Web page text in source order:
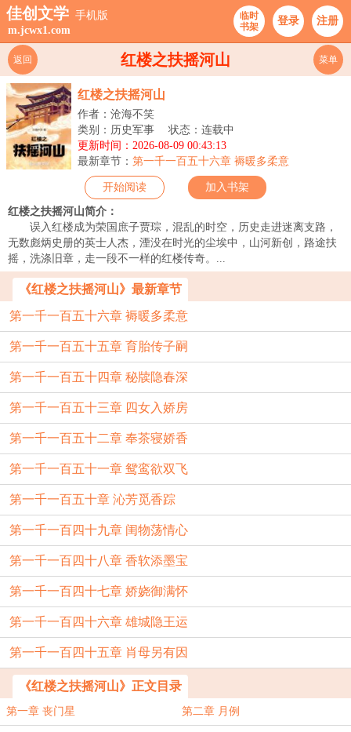
佳创文学 手机版
m.jcwx1.com
临时
书架
登录 注册
红楼之扶摇河山
返回 菜单
红楼之扶摇河山
作者：沧海不笑
类别：历史军事
状态：连载中
更新时间：2026-08-09 00:43:13
最新章节： 第一千一百五十六章 褥暖多柔意
开始阅读 加入书架
红楼之扶摇河山简介：
误入红楼成为荣国庶子贾琮，混乱的时空，历史走进迷离支路，
无数彪炳史册的英士人杰，湮没在时光的尘埃中，山河新创，路途扶
摇，洗涤旧章，走一段不一样的红楼传奇。...
《红楼之扶摇河山》最新章节
第一千一百五十六章 褥暖多柔意
第一千一百五十五章 育胎传子嗣
第一千一百五十四章 秘牍隐春深
第一千一百五十三章 四女入娇房
第一千一百五十二章 奉茶寝娇香
第一千一百五十一章 鸳鸾欲双飞
第一千一百五十章 沁芳觅香踪
第一千一百四十九章 闺物荡情心
第一千一百四十八章 香软添墨宝
第一千一百四十七章 娇娆御满怀
第一千一百四十六章 雄城隐王运
第一千一百四十五章 肖母另有因
《红楼之扶摇河山》正文目录
第一章 丧门星 第二章 月例